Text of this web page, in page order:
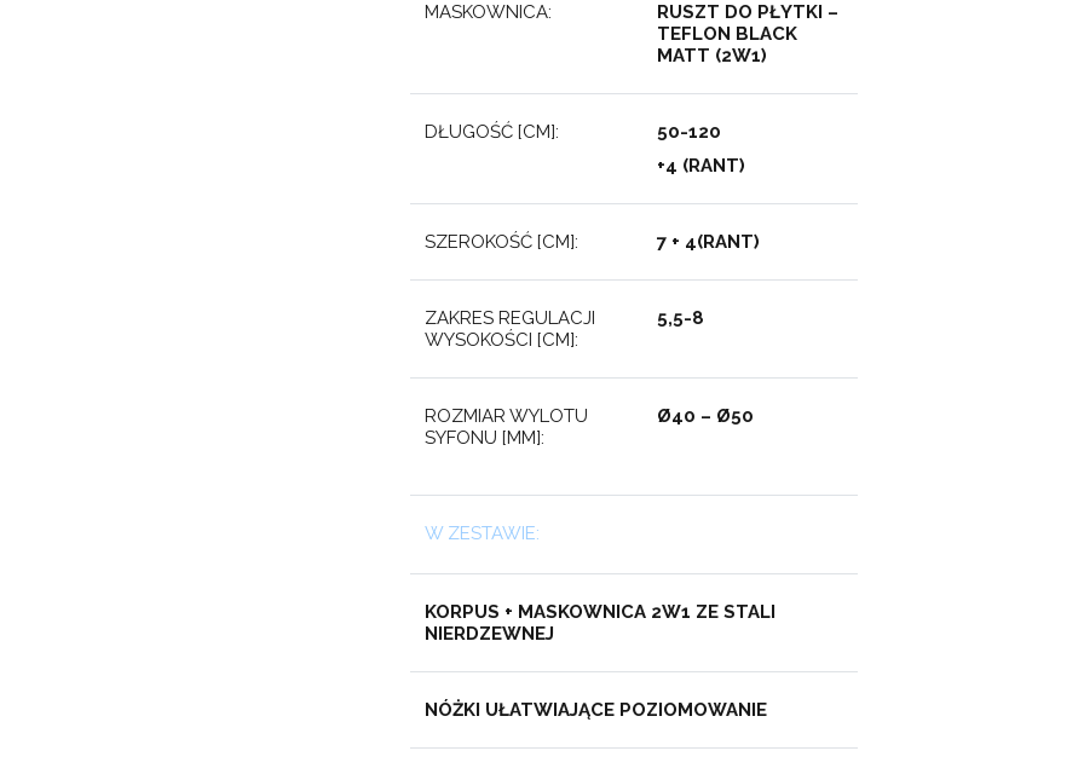
MASKOWNICA:
RUSZT DO PŁYTKI –
TEFLON BLACK
MATT (2W1)
DŁUGOŚĆ [CM]:
50-120
+4 (RANT)
SZEROKOŚĆ [CM]: 7 + 4(RANT)
ZAKRES REGULACJI
WYSOKOŚCI [CM]:
5,5-8
ROZMIAR WYLOTU
SYFONU [MM]:
Ø40 – Ø50
W ZESTAWIE:
KORPUS + MASKOWNICA 2W1 ZE STALI
NIERDZEWNEJ
NÓŻKI UŁATWIAJĄCE POZIOMOWANIE